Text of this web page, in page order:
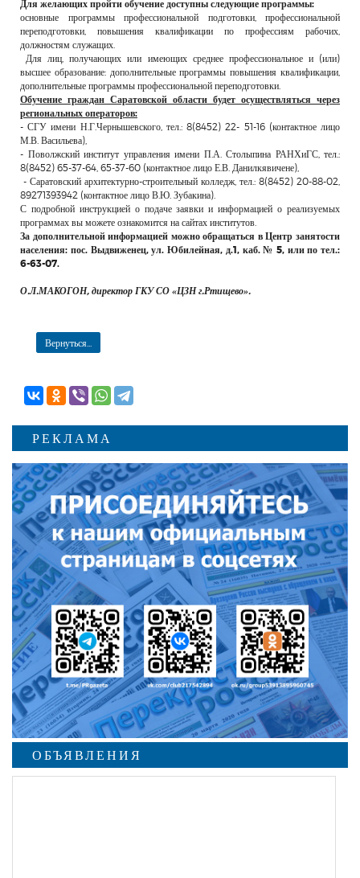
Для желающих пройти обучение доступны следующие программы:
основные программы профессиональной подготовки, профессиональной
переподготовки, повышения квалификации по профессиям рабочих,
должностям служащих.
Для лиц, получающих или имеющих среднее профессиональное и (или)
высшее образование: дополнительные программы повышения квалификации,
дополнительные программы профессиональной переподготовки.
Обучение граждан Саратовской области будет осуществляться через
региональных операторов:
- СГУ имени Н.Г.Чернышевского, тел.: 8(8452) 22- 51-16 (контактное лицо
М.В. Васильева),
- Поволжский институт управления имени П.А. Столыпина РАНХиГС, тел.:
8(8452) 65-37-64, 65-37-60 (контактное лицо Е.В. Данилкявичене),
- Саратовский архитектурно-строительный колледж, тел.: 8(8452) 20-88-02,
89271393942 (контактное лицо В.Ю. Зубакина).
С подробной инструкцией о подаче заявки и информацией о реализуемых
программах вы можете ознакомится на сайтах институтов.
За дополнительной информацией можно обращаться в Центр занятости
населения: пос. Выдвиженец, ул. Юбилейная, д.1, каб. № 5, или по тел.:
6-63-07.
О.Л.МАКОГОН, директор ГКУ СО «ЦЗН г.Ртищево».
Вернуться...
РЕКЛАМА
ОБЪЯВЛЕНИЯ